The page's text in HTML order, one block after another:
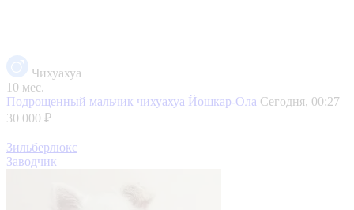
Чихуахуа
10 мес.
Подрощенный мальчик чихуахуа Йошкар-Ола Сегодня, 00:27
30 000 ₽
Зильберлюкс
Заводчик